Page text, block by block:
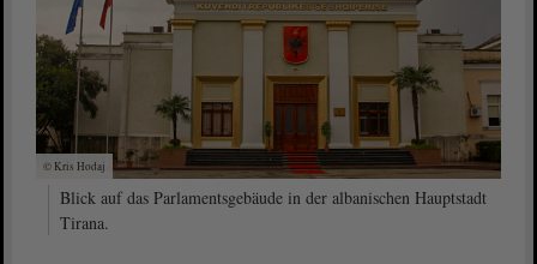
© Kris Hodaj
Blick auf das Parlamentsgebäude in der albanischen Hauptstadt
Tirana.